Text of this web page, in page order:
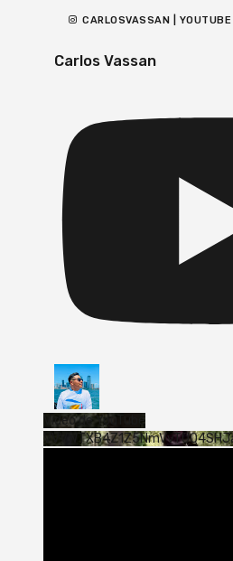
CARLOSVASSAN | YOUTUBE
Carlos Vassan
Vídeo de YouTube